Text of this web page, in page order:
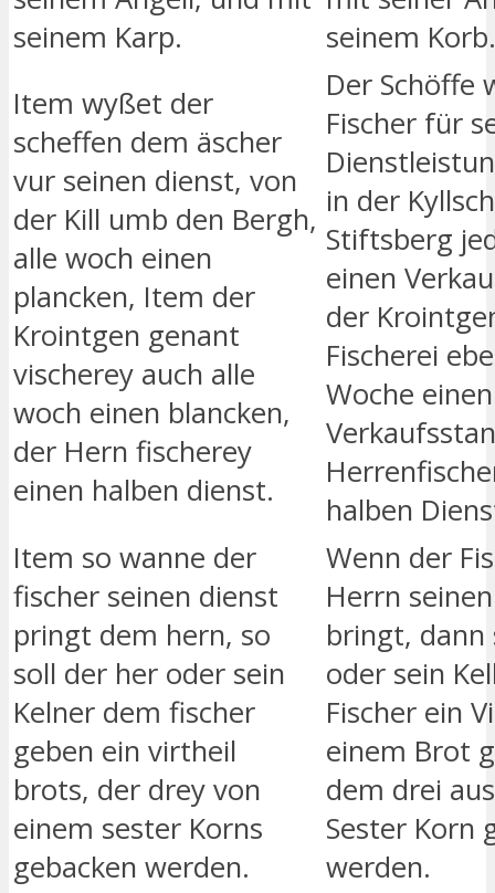
seinem Karp.
seinem Korb.
Item wyßet der
scheffen dem äscher
vur seinen dienst, von
der Kill umb den Bergh,
alle woch einen
plancken, Item der
Krointgen genant
vischerey auch alle
woch einen blancken,
der Hern fischerey
einen halben dienst.
Der Schöffe
Fischer für
in der
Stiftsberg
einen
der
Fischerei
Woche einen
halben
Item so wanne der
fischer seinen dienst
pringt dem hern, so
soll der her oder sein
Kelner dem fischer
geben ein virtheil
brots, der drey von
einem sester Korns
gebacken werden.
Wenn der
Herrn
bringt, dann
oder sein
Fischer ein
einem Brot
dem drei
Sester Korn
werden.